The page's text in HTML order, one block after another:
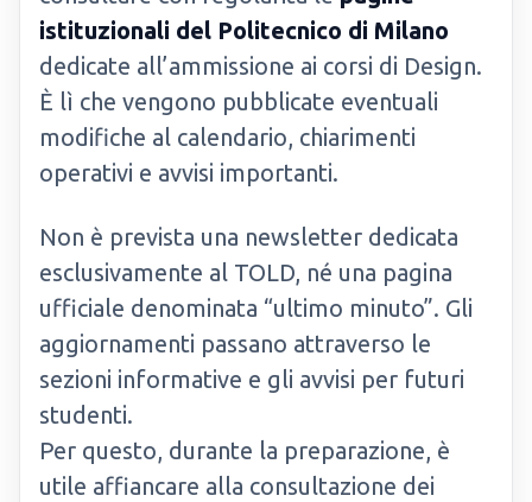
istituzionali del Politecnico di Milano
dedicate all’ammissione ai corsi di Design.
È lì che vengono pubblicate eventuali
modifiche al calendario, chiarimenti
operativi e avvisi importanti.
Non è prevista una newsletter dedicata
esclusivamente al TOLD, né una pagina
ufficiale denominata “ultimo minuto”. Gli
aggiornamenti passano attraverso le
sezioni informative e gli avvisi per futuri
studenti.
Per questo, durante la preparazione, è
utile affiancare alla consultazione dei